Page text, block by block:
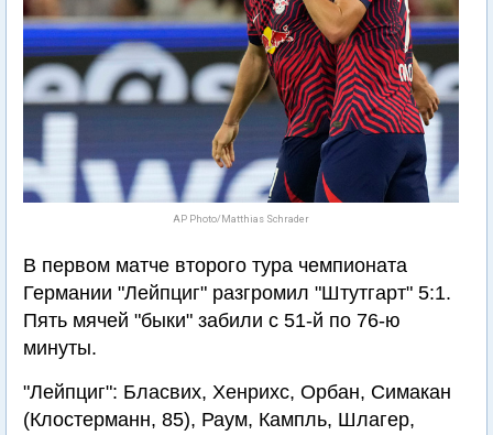
AP Photo/Matthias Schrader
В первом матче второго тура чемпионата
Германии "Лейпциг" разгромил "Штутгарт" 5:1.
Пять мячей "быки" забили с 51-й по 76-ю
минуты.
"Лейпциг": Бласвих, Хенрихс, Орбан, Симакан
(Клостерманн, 85), Раум, Кампль, Шлагер,